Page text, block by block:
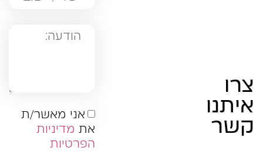
צרו
איתנו
קשר
אני מאשר/ת
את מדיניות
הפרטיות